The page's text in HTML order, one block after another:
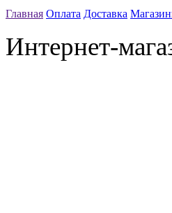
Главная Оплата Доставка
Интернет-